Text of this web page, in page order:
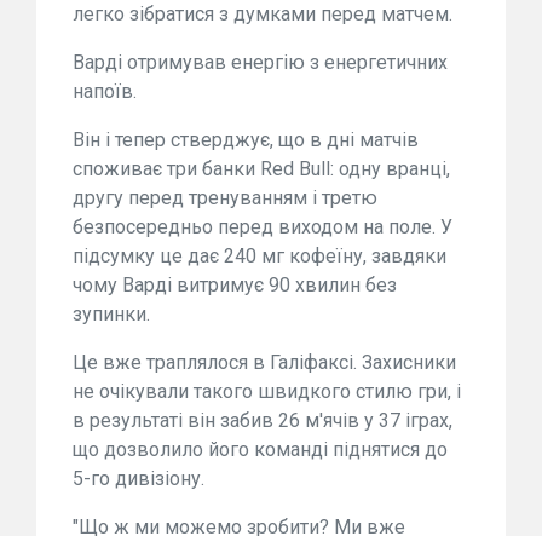
легко зібратися з думками перед матчем.
Варді отримував енергію з енергетичних
напоїв.
Він і тепер стверджує, що в дні матчів
споживає три банки Red Bull: одну вранці,
другу перед тренуванням і третю
безпосередньо перед виходом на поле. У
підсумку це дає 240 мг кофеїну, завдяки
чому Варді витримує 90 хвилин без
зупинки.
Це вже траплялося в Галіфаксі. Захисники
не очікували такого швидкого стилю гри, і
в результаті він забив 26 м'ячів у 37 іграх,
що дозволило його команді піднятися до
5-го дивізіону.
"Що ж ми можемо зробити? Ми вже